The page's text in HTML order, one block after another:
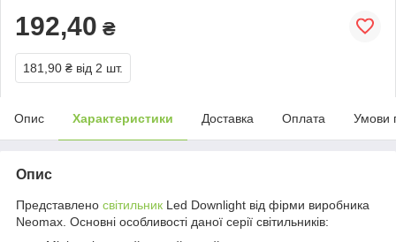
192,40 ₴
181,90 ₴ від 2 шт.
Опис Характеристики Доставка Оплата Умови
Опис
Представлено світильник Led Downlight від фірми виробника
Neomax. Основні особливості даної серії світильників: